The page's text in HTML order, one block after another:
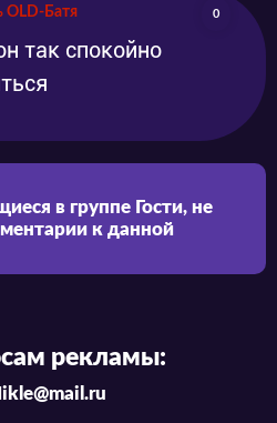
OLD-Батя 0
так спокойно
в группе Гости, не
к данной
рекламы: